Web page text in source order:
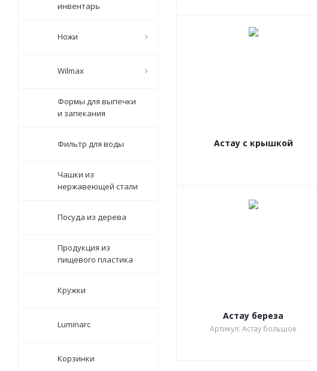
Астау с крышкой
Астау береза
Артикул: Астау большое
инвентарь
Ножи
Wilmax
Формы для выпечки
и запекания
Фильтр для воды
Чашки из
нержавеющей стали
Посуда из дерева
Продукция из
пищевого пластика
Кружки
Luminarc
Корзинки